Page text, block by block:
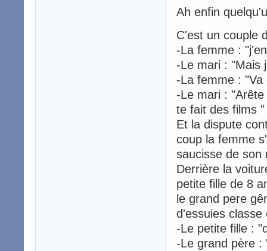
Ah enfin
C'est un couple
-La femme :
-Le mari : "Mais
-La femme :
-Le mari :
te fait des films "
Et la dispute
coup la femme
saucisse de son
Derrière la
petite fille de 8
le grand pere
d'essuies
-Le petite fille :
-Le grand père